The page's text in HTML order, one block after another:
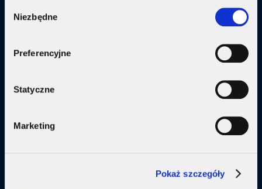
Selection
Niezbędne
Preferencyjne
Statyczne
Marketing
Pokaż szczegóły
Internet + telewizja
Internet + plan komórkowy
Małe firmy